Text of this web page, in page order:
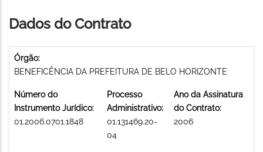
Dados do Contrato
Órgão:
BENEFICÊNCIA DA PREFEITURA DE BELO HORIZONTE
Número do
Instrumento Jurídico:
01.2006.0701.1848
Processo
Administrativo:
01.131469.20-
04
Ano da Assinatura
do Contrato:
2006